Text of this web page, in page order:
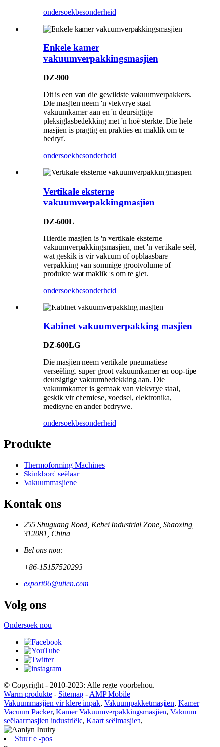
ondersoekbesonderheid
Enkele kamer
vakuumverpakkingsmasjien
DZ-900
Dit is een van die gewildste vakuumverpakkers.
Die masjien neem 'n vlekvrye staal
vakuumkamer aan en 'n deursigtige
pleksiglasbedekking met 'n hoë sterkte. Die hele
masjien is pragtig en prakties en maklik om te
bedryf.
ondersoekbesonderheid
Vertikale eksterne
vakuumverpakkingmasjien
DZ-600L
Hierdie masjien is 'n vertikale eksterne
vakuumverpakkingsmasjien, met 'n vertikale seël,
wat geskik is vir vakuum of opblaasbare
verpakking van sommige grootvolume of
produkte wat maklik is om te giet.
ondersoekbesonderheid
Kabinet vakuumverpakking masjien
DZ-600LG
Die masjien neem vertikale pneumatiese
verseëling, super groot vakuumkamer en oop-tipe
deursigtige vakuumbedekking aan. Die
vakuumkamer is gemaak van vlekvrye staal,
geskik vir chemiese, voedsel, elektronika,
medisyne en ander bedrywe.
ondersoekbesonderheid
Produkte
Thermoforming Machines
Skinkbord seëlaar
Vakuummasjiene
Kontak ons
255 Shuguang Road, Kebei Industrial Zone, Shaoxing,
312081, China
Bel ons nou:
+86-15157520293
export06@utien.com
Volg ons
Ondersoek nou
© Copyright - 2010-2023: Alle regte voorbehou.
Warm produkte - Sitemap -AMP Mobile
Vakuummasjien vir klere inpak, Vakuumpakketmasjien, Kamer
Vacuum Packer, Kamer Vakuumverpakkingsmasjien, Vakuum
seëlaarmasjien industriële, Kaart seëlmasjien,
Stuur e -pos